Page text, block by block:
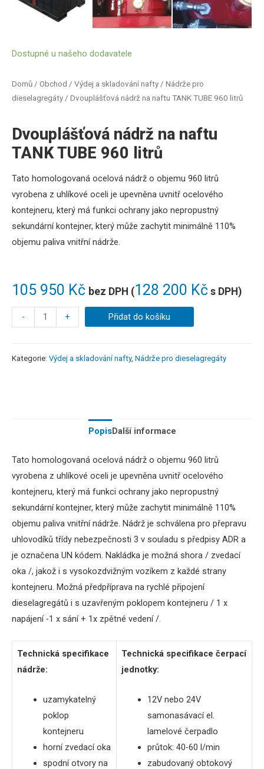
Domů / Obchod / Výdej a skladování nafty / Nádrže pro
dieselagregáty / Dvouplášťová nádrž na naftu TANK TUBE 960 litrů
Dvouplášťová nádrž na naftu
TANK TUBE 960 litrů
105 950 Kč bez DPH (128 200 Kč s DPH)
Tato homologovaná ocelová nádrž o objemu 960 litrů
vyrobena z uhlíkové oceli je upevněna uvnitř ocelového
kontejneru, který má funkci ochrany jako nepropustný
sekundární kontejner, který může zachytit minimálně 110%
objemu paliva vnitřní nádrže.
Dostupné u našeho dodavatele
- + Přidat do košíku
Kategorie: Výdej a skladování nafty, Nádrže pro dieselagregáty
PopisDalší informace
Tato homologovaná ocelová nádrž o objemu 960 litrů
vyrobena z uhlíkové oceli je upevněna uvnitř ocelového
kontejneru, který má funkci ochrany jako nepropustný
sekundární kontejner, který může zachytit minimálně 110%
objemu paliva vnitřní nádrže. Nádrž je schválena pro přepravu
uhlovodíků třídy nebezpečnosti 3 v souladu s předpisy ADR a
je označena UN kódem. Nakládka je možná shora / zvedací
oka /, jakož i s vysokozdvižným vozíkem z každé strany
kontejneru. Možná předpříprava na rychlé připojení
dieselagregátů i s uzavřeným poklopem kontejneru / 1 x
napájení -1 x sání + 1x zpětné vedení /.
Technická specifikace
nádrže:
uzamykatelný
poklop
kontejneru
horní zvedací oka
spodní otvory na
Technická specifikace čerpací
jednotky:
12V nebo 24V
samonasávací el.
lamelové čerpadlo
průtok: 40-60 l/min
zabudovaný obtokový